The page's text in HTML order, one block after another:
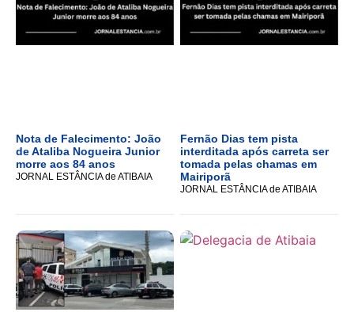
Nota de Falecimento: João
de Ataliba Nogueira Junior
morre aos 84 anos
JORNAL ESTÂNCIA de ATIBAIA
Fernão Dias tem pista
interditada após carreta ser
tomada pelas chamas em
Mairiporã
JORNAL ESTÂNCIA de ATIBAIA